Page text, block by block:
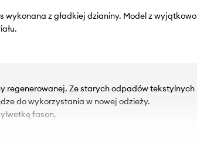
wykonana z gładkiej dzianiny. Model z wyjątkowo
regenerowanej. Ze starych odpadów tekstylnych
do wykorzystania w nowej odzieży.
fason.